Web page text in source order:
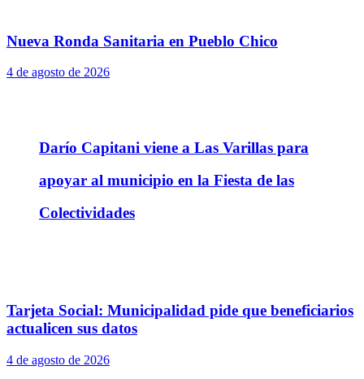
Darío Capitani viene a Las Varillas para
apoyar al municipio en la Fiesta de las
Colectividades
Nueva Ronda Sanitaria en Pueblo Chico
4 de agosto de 2026
Tarjeta Social: Municipalidad pide que beneficiarios
actualicen sus datos
4 de agosto de 2026